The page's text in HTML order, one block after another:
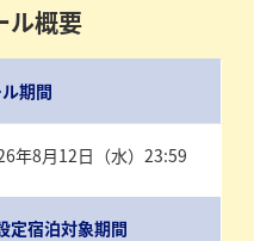
ル概要
期間
年8月12日（水）23:59
定宿泊対象期間